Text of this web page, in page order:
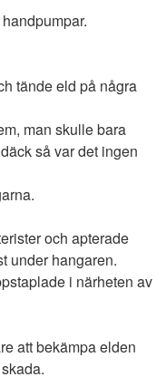
tände eld på några
man skulle bara
så var det ingen
och apterade
under hangaren.
i närheten av
att bekämpa elden